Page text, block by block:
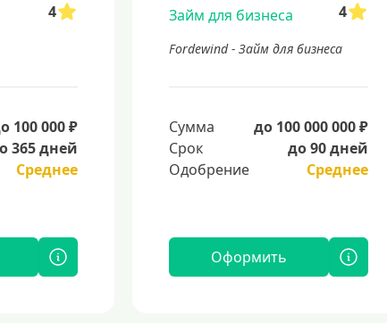
4
100 000 ₽
365 дней
Среднее
4
Fordewind - Займ для бизнеса
Сумма
до 100 000 000 ₽
Срок
до 90 дней
Одобрение
Среднее
Оформить